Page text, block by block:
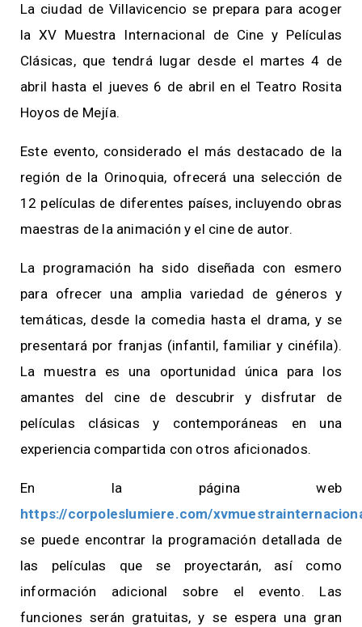
La ciudad de Villavicencio se prepara para acoger
la XV Muestra Internacional de Cine y Películas
Clásicas, que tendrá lugar desde el martes 4 de
abril hasta el jueves 6 de abril en el Teatro Rosita
Hoyos de Mejía.
Este evento, considerado el más destacado de la
región de la Orinoquia, ofrecerá una selección de
12 películas de diferentes países, incluyendo obras
maestras de la animación y el cine de autor.
La programación ha sido diseñada con esmero
para ofrecer una amplia variedad de géneros y
temáticas, desde la comedia hasta el drama, y se
presentará por franjas (infantil, familiar y cinéfila).
La muestra es una oportunidad única para los
amantes del cine de descubrir y disfrutar de
películas clásicas y contemporáneas en una
experiencia compartida con otros aficionados.
En la página web
https://corpoleslumiere.com/
se puede encontrar la programación detallada de
las películas que se proyectarán, así como
información adicional sobre el evento. Las
funciones serán gratuitas, y se espera una gran